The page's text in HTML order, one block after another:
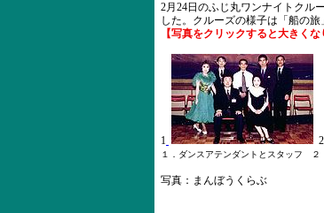
2月24日のふじ丸ワンナイトクル
した。クルーズの様子は「船の旅
【写真をクリックすると大きくな
1 2
１．ダンスアテンダントとスタッフ ２
写真：まんぼうくらぶ